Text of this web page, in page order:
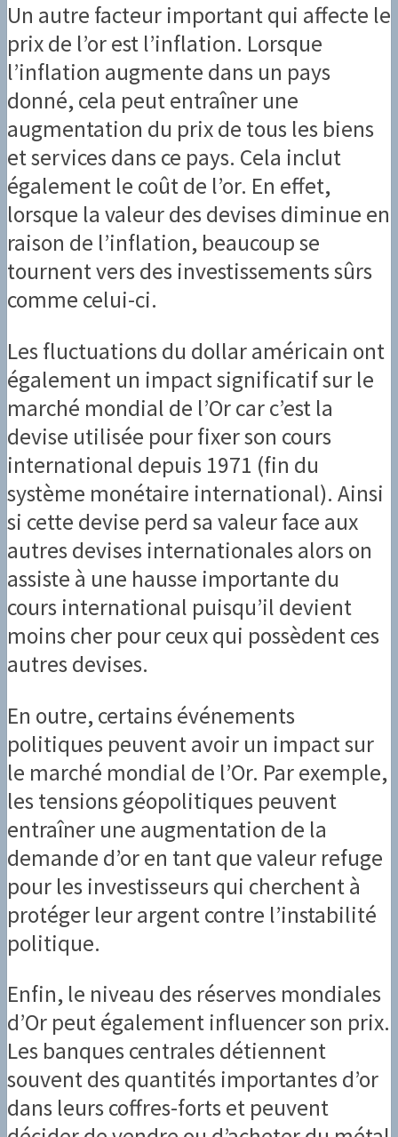
Un autre facteur important qui affecte le
prix de l’or est l’inflation. Lorsque
l’inflation augmente dans un pays
donné, cela peut entraîner une
augmentation du prix de tous les biens
et services dans ce pays. Cela inclut
également le coût de l’or. En effet,
lorsque la valeur des devises diminue en
raison de l’inflation, beaucoup se
tournent vers des investissements sûrs
comme celui-ci.
Les fluctuations du dollar américain ont
également un impact significatif sur le
marché mondial de l’Or car c’est la
devise utilisée pour fixer son cours
international depuis 1971 (fin du
système monétaire international). Ainsi
si cette devise perd sa valeur face aux
autres devises internationales alors on
assiste à une hausse importante du
cours international puisqu’il devient
moins cher pour ceux qui possèdent ces
autres devises.
En outre, certains événements
politiques peuvent avoir un impact sur
le marché mondial de l’Or. Par exemple,
les tensions géopolitiques peuvent
entraîner une augmentation de la
demande d’or en tant que valeur refuge
pour les investisseurs qui cherchent à
protéger leur argent contre l’instabilité
politique.
Enfin, le niveau des réserves mondiales
d’Or peut également influencer son prix.
Les banques centrales détiennent
souvent des quantités importantes d’or
dans leurs coffres-forts et peuvent